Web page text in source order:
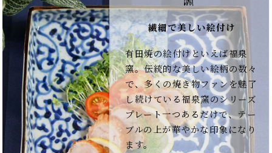
繊細で美しい絵付け
有田焼の絵付けといえば福泉
窯。伝統的な美しい絵柄の数々
で、多くの焼き物ファンを魅了
し続けている福泉窯のシリーズ
プレート一つあるだけで、テー
ブルの上が華やかな印象になり
ます。